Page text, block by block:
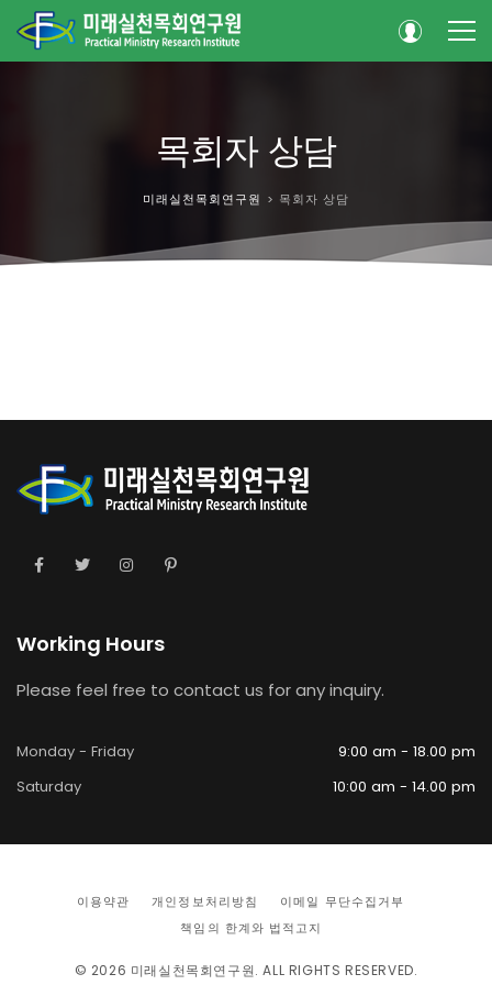
목회자 상담
미래실천목회연구원 > 목회자 상담
Working Hours
Please feel free to contact us for any inquiry.
Monday - Friday
9:00 am - 18.00 pm
Saturday
10:00 am - 14.00 pm
이용약관 개인정보처리방침
이메일 무단수집거부
책임의 한계와 법적고지
© 2026 미래실천목회연구원. ALL RIGHTS RESERVED.